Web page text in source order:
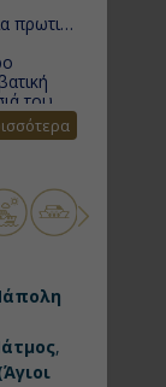
πρωτιά
του
ένα
νησί
είναι
θα
,